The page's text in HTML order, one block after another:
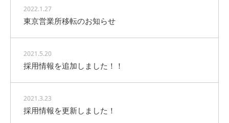
2022.1.27
東京営業所移転のお知らせ
2021.5.20
採用情報を追加しました！！
2021.3.23
採用情報を更新しました！